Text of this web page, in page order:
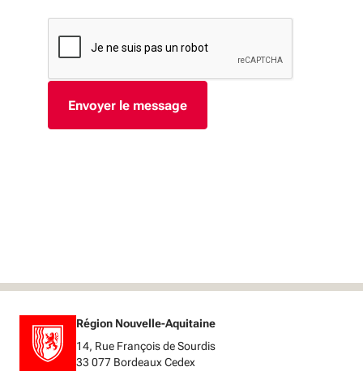
Région Nouvelle-Aquitaine
14, Rue François de Sourdis
33 077 Bordeaux Cedex